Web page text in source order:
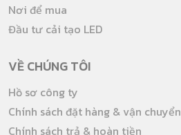
Nơi để mua
Đầu tư cải tạo LED
VỀ CHÚNG TÔI
Hồ sơ công ty
Chính sách đặt hàng & vận chuyển
Chính sách trả & hoàn tiền